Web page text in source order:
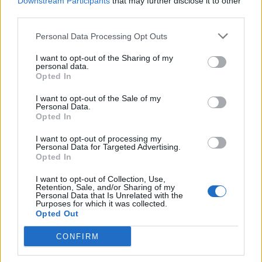
Personal Data Processing Opt Outs
I want to opt-out of the Sharing of my
personal data.
Opted In
I want to opt-out of the Sale of my
Personal Data.
Opted In
I want to opt-out of processing my
Personal Data for Targeted Advertising.
Opted In
I want to opt-out of Collection, Use,
Retention, Sale, and/or Sharing of my
Personal Data that Is Unrelated with the
Purposes for which it was collected.
Opted Out
CONFIRM
καλοκαιριού έχει την υπογραφή της Xiaomi
ByΓΙΏΡΓΟΣ ΓΡΊΒΑΣ 4 ημέρες ago
Η Vodafone στηρίζει τους συνδρομητές της στο
Ρέθυμνο
android
update huawei Camera xiaomi
design iPhone gaming tablet smartphones
ΣΎΝΔΕΣΜΟΙ